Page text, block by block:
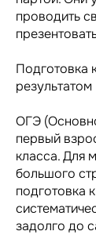
проводить
Подготовка
результатом
ОГЭ
первый
класса. Для
большого
подготовка
задолго до